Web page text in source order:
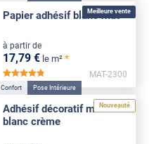
Meilleure vente
Papier adhésif blanc mat
à partir de
17,79 € le m² *
*****
MAT-2300
Nouveauté
Confort Pose Intérieure
Adhésif décoratif mat
blanc crème